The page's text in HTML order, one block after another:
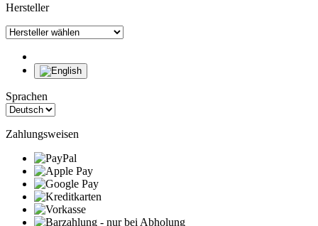
Hersteller
Sprachen
Zahlungsweisen